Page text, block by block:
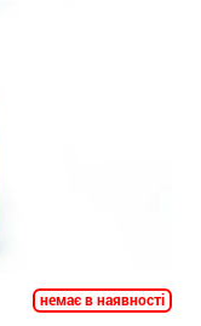
немає в наявності